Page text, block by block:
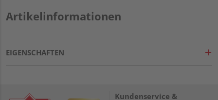
Artikelinformationen
EIGENSCHAFTEN
Kundenservice &